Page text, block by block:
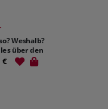
Weshalb?
über den
€